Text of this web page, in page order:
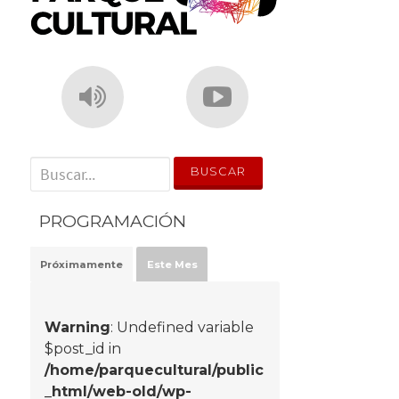
' . __('Search for:') . '
PROGRAMACIÓN
Próximamente Este Mes
Warning: Undefined variable
$post_id in
/home/parquecultural/public
_html/web-old/wp-